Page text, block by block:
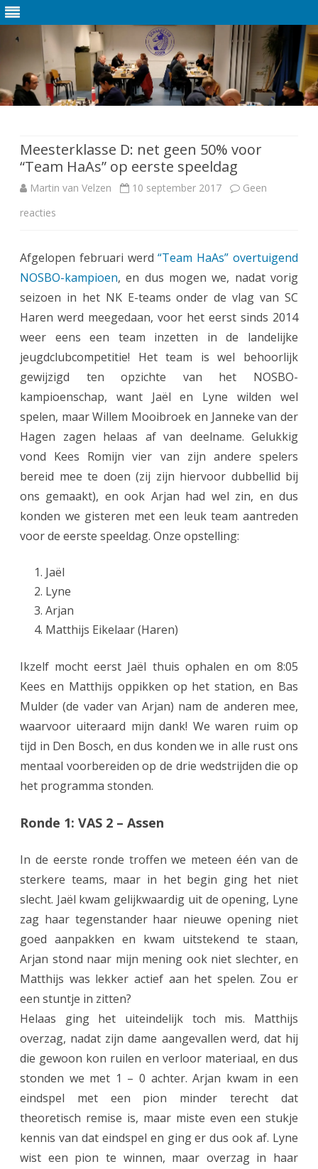
de
inhoud
Meesterklasse D: net geen 50% voor
“Team HaAs” op eerste speeldag
Martin van Velzen 10 september 2017
Geen
reacties
M
e
s
t
e
l
s
s
:
n
t
g
e
e
n
%
v
o
r
“
T
a
m
H
A
Afgelopen februari werd“Team HaAs” overtuigend
NOSBO-kampioen, en dus mogen we, nadat vorig
seizoen in het NK E-teams onder de vlag van SC
Haren werd meegedaan, voor het eerst sinds 2014
weer eens een team inzetten in de landelijke
jeugdclubcompetitie! Het team is wel behoorlijk
gewijzigd ten opzichte van het NOSBO-
kampioenschap, want Jaël en Lyne wilden wel
spelen, maar Willem Mooibroek en Janneke van der
Hagen zagen helaas af van deelname. Gelukkig
vond Kees Romijn vier van zijn andere spelers
bereid mee te doen (zij zijn hiervoor dubbellid bij
ons gemaakt), en ook Arjan had wel zin, en dus
konden we gisteren met een leuk team aantreden
voor de eerste speeldag. Onze opstelling:
Jaël
Lyne
Arjan
Matthijs Eikelaar (Haren)
Ikzelf mocht eerst Jaël thuis ophalen en om 8:05
Kees en Matthijs oppikken op het station, en Bas
Mulder (de vader van Arjan) nam de anderen mee,
waarvoor uiteraard mijn dank! We waren ruim op
tijd in Den Bosch, en dus konden we in alle rust ons
mentaal voorbereiden op de drie wedstrijden die op
het programma stonden.
Ronde 1: VAS 2 – Assen
In de eerste ronde troffen we meteen één van de
sterkere teams, maar in het begin ging het niet
slecht. Jaël kwam gelijkwaardig uit de opening, Lyne
zag haar tegenstander haar nieuwe opening niet
goed aanpakken en kwam uitstekend te staan,
Arjan stond naar mijn mening ook niet slechter, en
Matthijs was lekker actief aan het spelen. Zou er
een stuntje in zitten?
Helaas ging het uiteindelijk toch mis. Matthijs
overzag, nadat zijn dame aangevallen werd, dat hij
die gewoon kon ruilen en verloor materiaal, en dus
stonden we met 1 – 0 achter. Arjan kwam in een
eindspel met een pion minder terecht dat
theoretisch remise is, maar miste even een stukje
kennis van dat eindspel en ging er dus ook af. Lyne
wist een pion te winnen, maar overzag in haar